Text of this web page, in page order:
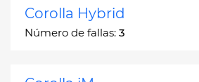
Corolla Hybrid
Número de fallas: 3